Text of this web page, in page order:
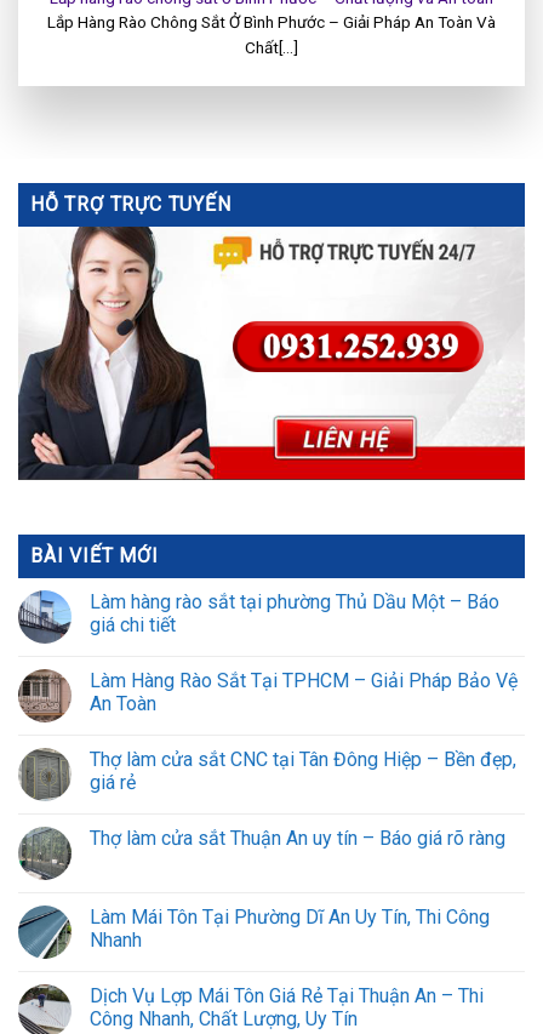
Lắp Hàng Rào Chông Sắt Ở Bình Phước – Giải Pháp An Toàn Và
Chất[...]
HỖ TRỢ TRỰC TUYẾN
BÀI VIẾT MỚI
Làm hàng rào sắt tại phường Thủ Dầu Một – Báo
giá chi tiết
Làm Hàng Rào Sắt Tại TPHCM – Giải Pháp Bảo Vệ
An Toàn
Thợ làm cửa sắt CNC tại Tân Đông Hiệp – Bền đẹp,
giá rẻ
Thợ làm cửa sắt Thuận An uy tín – Báo giá rõ ràng
Làm Mái Tôn Tại Phường Dĩ An Uy Tín, Thi Công
Nhanh
Dịch Vụ Lợp Mái Tôn Giá Rẻ Tại Thuận An – Thi
Công Nhanh, Chất Lượng, Uy Tín